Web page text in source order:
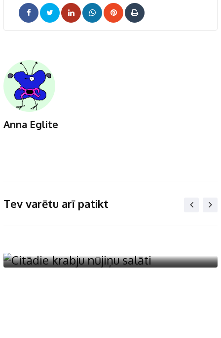
LinkedInWhatsappPinterest
Print
Anna Eglite
Tev varētu arī patikt